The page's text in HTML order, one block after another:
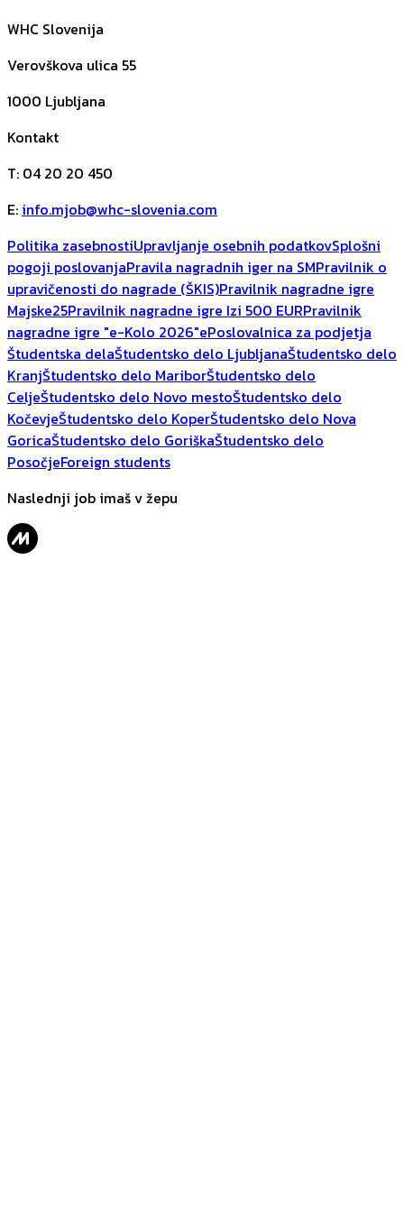
WHC Slovenija
Verovškova ulica 55
1000 Ljubljana
Kontakt
T: 04 20 20 450
E: info.mjob@whc-slovenia.com
Politika zasebnostiUpravljanje osebnih podatkovSplošni
pogoji poslovanjaPravila nagradnih iger na SMPravilnik o
upravičenosti do nagrade (ŠKIS)Pravilnik nagradne igre
Majske25Pravilnik nagradne igre Izi 500 EURPravilnik
nagradne igre "e-Kolo 2026"ePoslovalnica za podjetja
Študentska delaŠtudentsko delo LjubljanaŠtudentsko delo
KranjŠtudentsko delo MariborŠtudentsko delo
CeljeŠtudentsko delo Novo mestoŠtudentsko delo
KočevjeŠtudentsko delo KoperŠtudentsko delo Nova
GoricaŠtudentsko delo GoriškaŠtudentsko delo
PosočjeForeign students
Naslednji job imaš v žepu